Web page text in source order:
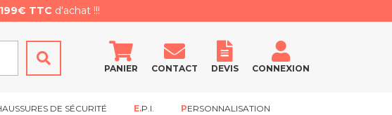
199€ TTC d'achat !!!
PANIER CONTACT DEVIS CONNEXION
DE SÉCURITÉ E.P.I. PERSONNALISATION